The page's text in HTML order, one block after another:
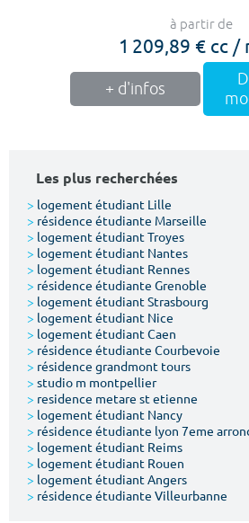
à partir de
1 209,89 € cc /
+ d'infos
Les plus recherchées
> logement étudiant Lille
> résidence étudiante Marseille
> logement étudiant Troyes
> logement étudiant Nantes
> logement étudiant Rennes
> résidence étudiante Grenoble
> logement étudiant Strasbourg
> logement étudiant Nice
> logement étudiant Caen
> résidence étudiante Courbevoie
> résidence grandmont tours
> studio m montpellier
> residence metare st etienne
> logement étudiant Nancy
> résidence étudiante lyon 7eme
> logement étudiant Reims
> logement étudiant Rouen
> logement étudiant Angers
> résidence étudiante Villeurbanne